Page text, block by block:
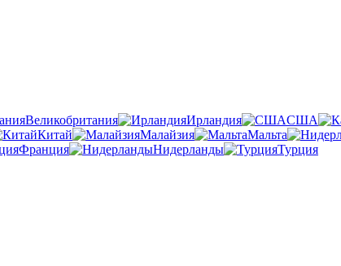
Великобритания Ирландия США
Китай Малайзия Мальта
Франция Нидерланды
Турция